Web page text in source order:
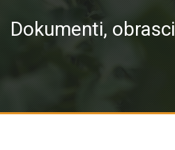
Dokumenti, obrasci